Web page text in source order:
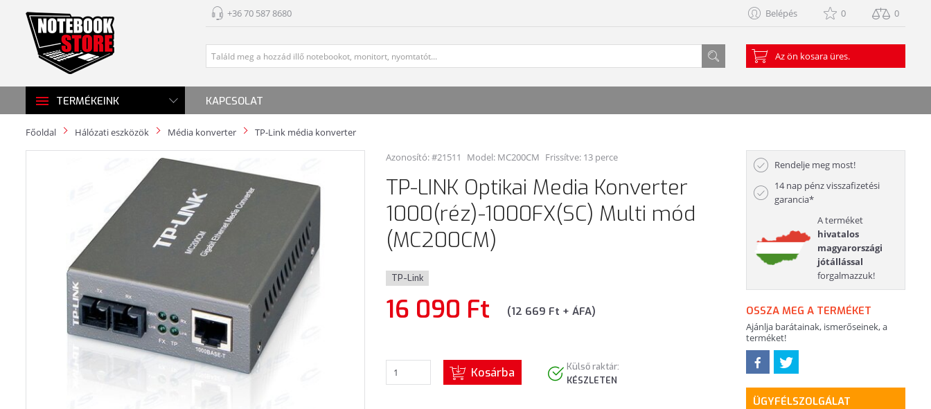
+36 70 587 8680 Belépés 0 0
Az ön kosara üres.
TERMÉKEINK KAPCSOLAT
Főoldal Hálózati eszközök Média konverter TP-Link média konverter
Azonosító: #21511 Model: MC200CM Frissítve: 13 perce
TP-LINK Optikai Media Konverter
1000(réz)-1000FX(SC) Multi mód
(MC200CM)
TP-Link
16 090 Ft (12 669 Ft + ÁFA)
Kosárba
Külső raktár:
KÉSZLETEN
Rendelje meg most!
14 nap pénz visszafizetési
garancia*
A terméket
hivatalos
magyarországi
jótállással
forgalmazzuk!
OSSZA MEG A TERMÉKET
Ajánlja barátainak, ismerőseinek, a
terméket!
ÜGYFÉLSZOLGÁLAT